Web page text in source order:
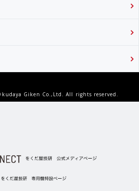
Giken Co.,Ltd. All rights reserved.